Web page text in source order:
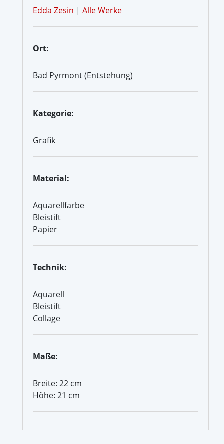
Edda Zesin | Alle Werke
Ort:
Bad Pyrmont (Entstehung)
Kategorie:
Grafik
Material:
Aquarellfarbe
Bleistift
Papier
Technik:
Aquarell
Bleistift
Collage
Maße:
Breite: 22 cm
Höhe: 21 cm